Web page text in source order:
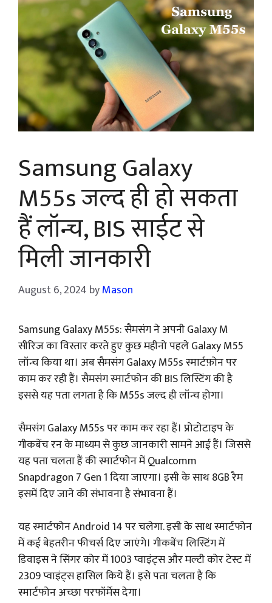
Samsung Galaxy
M55s जल्द ही हो सकता
हैं लॉन्च, BIS साईट से
मिली जानकारी
August 6, 2024 byMason
Samsung Galaxy M55s: सैमसंग ने अपनी Galaxy M
सीरिज का विस्तार करते हुए कुछ महीनो पहले Galaxy M55
लॉन्च किया था। अब सैमसंग Galaxy M55s स्मार्टफ़ोन पर
काम कर रही हैं। सैमसंग स्मार्टफोन की BIS लिस्टिंग की है
इससे यह पता लगता है कि M55s जल्द ही लॉन्च होगा।
सैमसंग Galaxy M55s पर काम कर रहा हैं। प्रोटोटाइप के
गीकबेंच रन के माध्यम से कुछ जानकारी सामने आई हैं। जिससे
यह पता चलता हैं की स्मार्टफोन में Qualcomm
Snapdragon 7 Gen 1 दिया जाएगा। इसी के साथ 8GB रैम
इसमें दिए जाने की संभावना है संभावना हैं।
यह स्मार्टफोन Android 14 पर चलेगा. इसी के साथ स्मार्टफोन
में कई बेहतरीन फीचर्स दिए जाएंगे। गीकबेंच लिस्टिंग में
डिवाइस ने सिंगर कोर में 1003 प्वाइंट्स और मल्टी कोर टेस्ट में
2309 प्वाइंट्स हासिल किये हैं। इसे पता चलता है कि
स्मार्टफोन अच्छा परफॉर्मेंस देगा।